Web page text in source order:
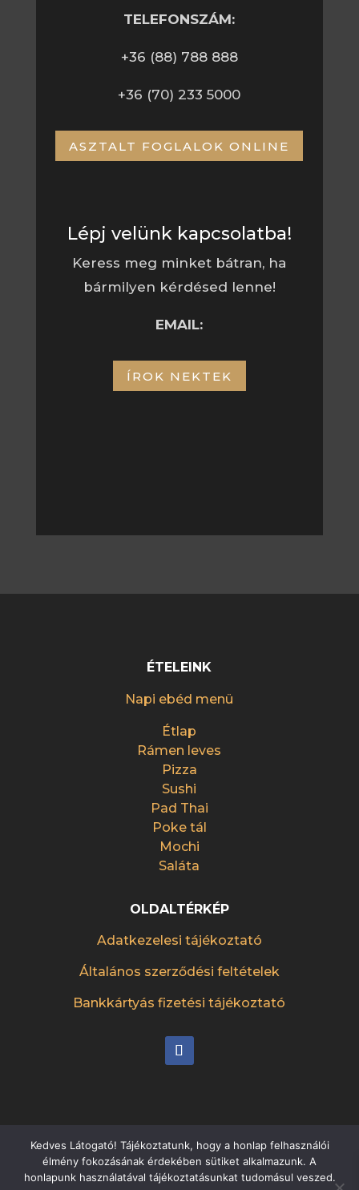
TELEFONSZÁM:
+36 (88) 788 888
+36 (70) 233 5000
ASZTALT FOGLALOK ONLINE
Lépj velünk kapcsolatba!
Keress meg minket bátran, ha
bármilyen kérdésed lenne!
EMAIL:
ÍROK NEKTEK
ÉTELEINK
Napi ebéd menü
Étlap
Rámen leves
Pizza
Sushi
Pad Thai
Poke tál
Mochi
Saláta
OLDALTÉRKÉP
Adatkezelesi tájékoztató
Általános szerződési feltételek
Bankkártyás fizetési tájékoztató
Készítette:etteremreklam.hu
Kedves Látogató! Tájékoztatunk, hogy a honlap felhasználói
élmény fokozásának érdekében sütiket alkalmazunk. A
honlapunk használatával tájékoztatásunkat tudomásul veszed.